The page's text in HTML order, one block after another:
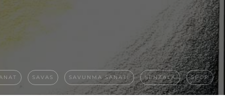
SAVAS SAVUNMA SANATI SENZALA SPOR